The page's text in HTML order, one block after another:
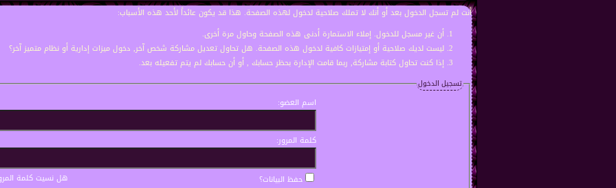
أنت لم تسجل الدخول بعد أو أنك لا تملك صلاحية لدخول لهذه الصفحة. هذا قد يكون عائداً لأحد هذه الأسباب:
أن غير مسجل للدخول. إملاء الاستمارة أدنى هذه الصفحة وحاول مرة أخرى.
ليست لديك صلاحية أو إمتيازات كافية لدخول هذه الصفحة. هل تحاول تعديل مشاركة شخص آخر, دخول ميزات إدارية أو نظام متميز آخر؟
إذا كنت تحاول كتابة مشاركة, ربما قامت الإدارة بحظر حسابك , أو أن حسابك لم يتم تفعيله بعد.
تسجيل الدخول
اسم العضو:
كلمة المرور:
هل نسيت كلمة حفظ البيانات؟